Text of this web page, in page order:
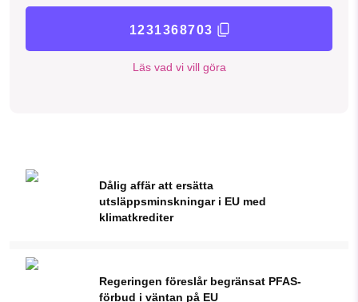
1231368703
Läs vad vi vill göra
Dålig affär att ersätta
utsläppsminskningar i EU med
klimatkrediter
Regeringen föreslår begränsat PFAS-
förbud i väntan på EU